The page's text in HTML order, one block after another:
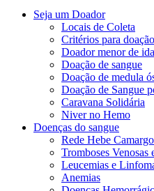
Seja um Doador
Locais de Coleta
Critérios para
Doador menor de
Doação de sangue
Doação de medula
Doação de Sangue
Caravana Solidária
Niver no Hemo
Doenças do sangue
Rede Hebe
Tromboses Venosas
Leucemias e
Anemias